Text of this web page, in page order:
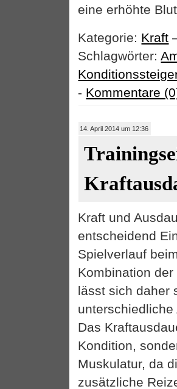
eine erhöhte
Kategorie: Kraft
Schlagwörter:
- Kommentare
14. April 2014 um 12:36
Kraft und
entscheidend
Spielverlauf
Kombination
lässt sich daher
Das
Kondition,
Muskulatur, da
zusätzliche